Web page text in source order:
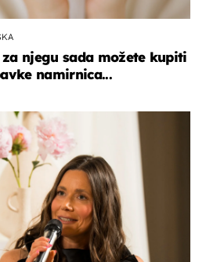
njegu sada možete kupiti
namirnica...